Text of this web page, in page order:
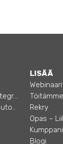
Taloushallinnon ja ERP:n integraatiot
MyFlashnode-itsekäyttö-automaatio
LISÄÄ
Töitämme
Rekry
Blogi